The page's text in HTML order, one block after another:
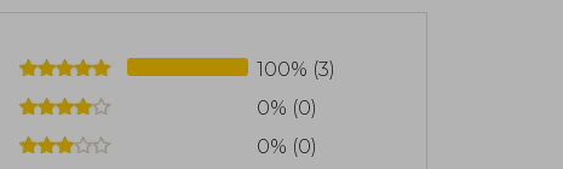
100% (3)
0% (0)
0% (0)